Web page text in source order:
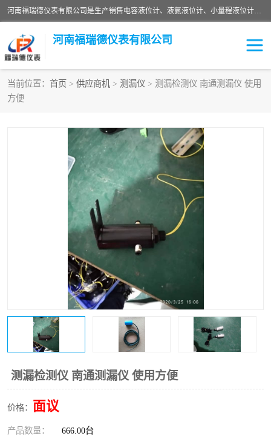
河南福瑞德仪表有限公司是生产销售电容液位计、液氨液位计、小量程液位计定制、智能锅炉水位计、液氮液位计等；并在产品开发、研制的过程中，吸取国内外仪器仪表的技术精华，建立了一支高、精、尖的科研开发队伍，使产品性能不断升级。
河南福瑞德仪表有限公司
当前位置： 首页 > 供应商机 > 测漏仪 > 测漏检测仪 南通测漏仪 使用
方便
测漏检测仪 南通测漏仪 使用方便
价格： 面议
产品数量： 666.00台
液位计
流量传感器
液氮液位计
液位计传感器定制
物位计
测漏仪
锅炉水位计
智能锅炉水位计 电容液位计
流量仪表 加油站液位仪